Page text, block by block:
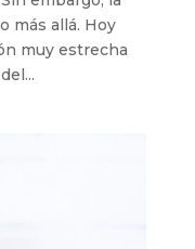
más allá. Hoy
muy estrecha